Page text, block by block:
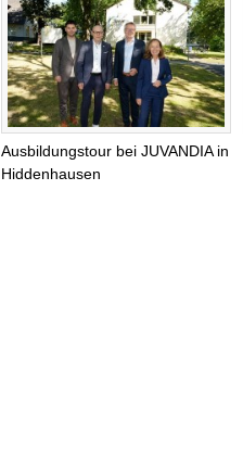
Ausbildungstour bei JUVANDIA in
Hiddenhausen